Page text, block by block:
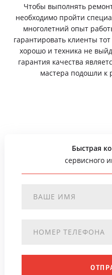
Чтобы выполнять
необходимо пройти
многолетний опыт
гарантировать клиенты
хорошо и техника не
гарантия качества
мастера подошли к
Быстрая
сервисного